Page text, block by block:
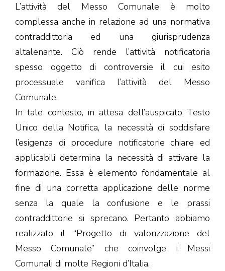
L’attività del Messo Comunale è molto
complessa anche in relazione ad una normativa
contraddittoria ed una giurisprudenza
altalenante. Ciò rende l’attività notificatoria
spesso oggetto di controversie il cui esito
processuale vanifica l’attività del Messo
Comunale.
In tale contesto, in attesa dell’auspicato Testo
Unico della Notifica, la necessità di soddisfare
l’esigenza di procedure notificatorie chiare ed
applicabili determina la necessità di attivare la
formazione. Essa è elemento fondamentale al
fine di una corretta applicazione delle norme
senza la quale la confusione e le prassi
contraddittorie si sprecano. Pertanto abbiamo
realizzato il “Progetto di valorizzazione del
Messo Comunale” che coinvolge i Messi
Comunali di molte Regioni d’Italia.